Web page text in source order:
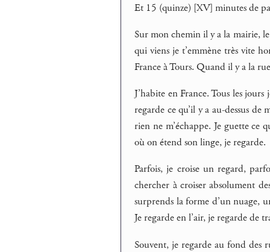
Et 15 (quinze) [XV] minutes de
Sur mon chemin il y a la mairie, le
qui viens je t’emmène très vite
France à Tours. Quand il y a la
J’habite en France. Tous les
regarde ce qu’il y a au-dessus
rien ne m’échappe. Je guette ce
où on étend son linge, je regarde.
Parfois, je croise un regard,
chercher à croiser absolument
surprends la forme d’un nuage,
Je regarde en l’air, je regarde de
Souvent, je regarde au fond des